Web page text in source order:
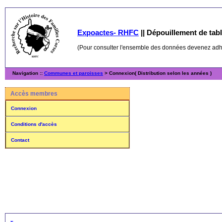
Expoactes- RHFC || Dépouillement de
(Pour consulter l'ensemble des données devenez
Navigation :: Communes et paroisses > Connexion( Distribution selon les années )
Accès membres
Connexion
Conditions d'accès
Contact